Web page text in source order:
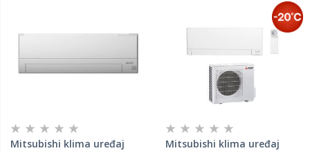
Mitsubishi klima uređaj
Mitsubishi klima uređaj